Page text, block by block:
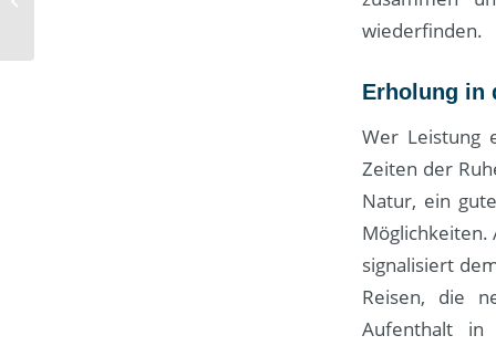
wiederfinden.
Erholung in
Wer Leistung
Zeiten der
Natur, ein
Möglichkeiten.
signalisiert
Reisen, die
Aufenthalt in